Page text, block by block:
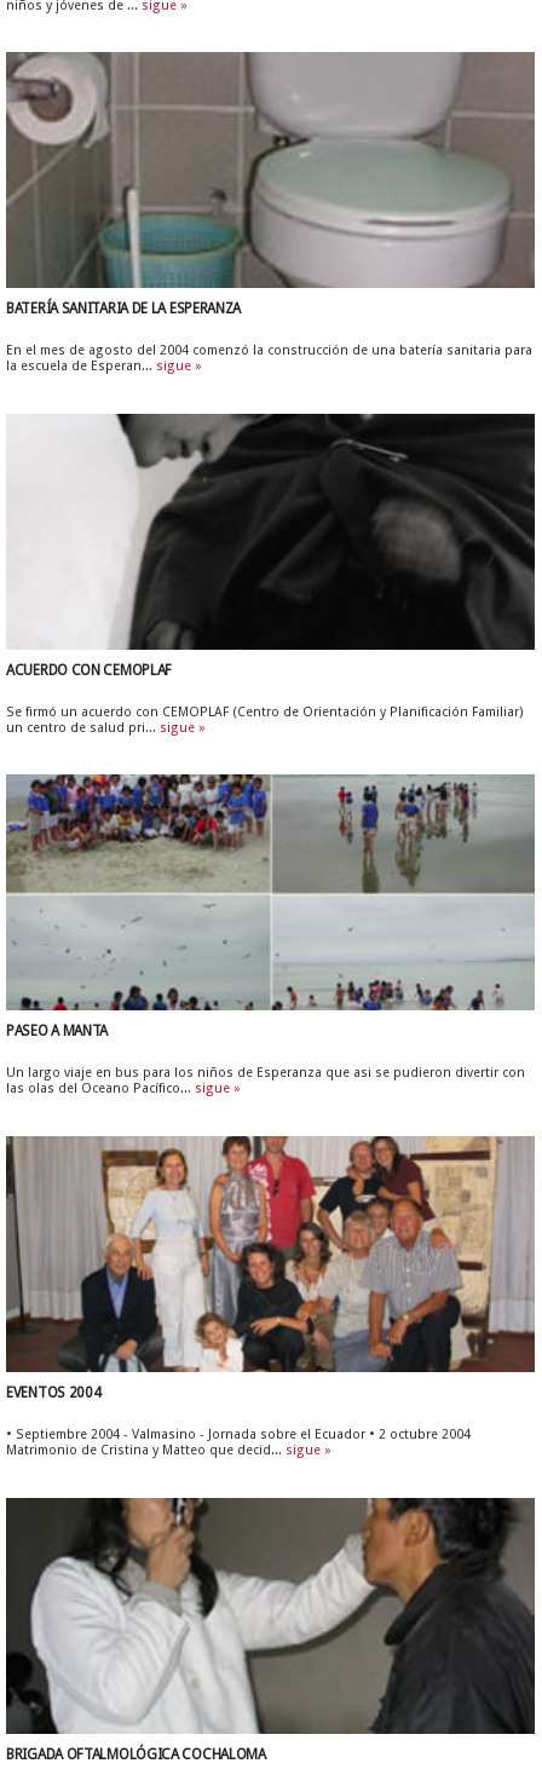
niños y jóvenes de ... sigue »
BATERÍA SANITARIA DE LA ESPERANZA
En el mes de agosto del 2004 comenzó la construcción de una batería sanitaria para
la escuela de Esperan... sigue »
ACUERDO CON CEMOPLAF
Se firmó un acuerdo con CEMOPLAF (Centro de Orientación y Planificación Familiar)
un centro de salud pri... sigue »
PASEO A MANTA
Un largo viaje en bus para los niños de Esperanza que asi se pudieron divertir con
las olas del Oceano Pacífico... sigue »
EVENTOS 2004
• Septiembre 2004 - Valmasino - Jornada sobre el Ecuador • 2 octubre 2004
Matrimonio de Cristina y Matteo que decid... sigue »
BRIGADA OFTALMOLÓGICA COCHALOMA